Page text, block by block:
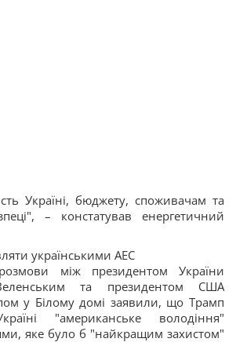
Україні, бюджету, споживачам та
– констатував енергетичний
українськими АЕС
між президентом України
та президентом США
у Білому домі заявили, що Трамп
"американське володіння"
яке було б "найкращим захистом"